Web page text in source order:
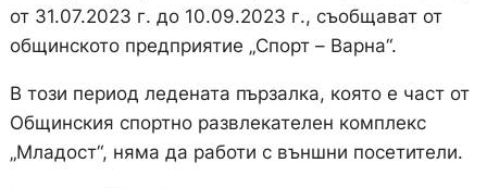
от 31.07.2023 г. до 10.09.2023 г., съобщават от
общинското предприятие „Спорт – Варна“.
В този период ледената пързалка, която е част от
Общинския спортно развлекателен комплекс
„Младост“, няма да работи с външни посетители.